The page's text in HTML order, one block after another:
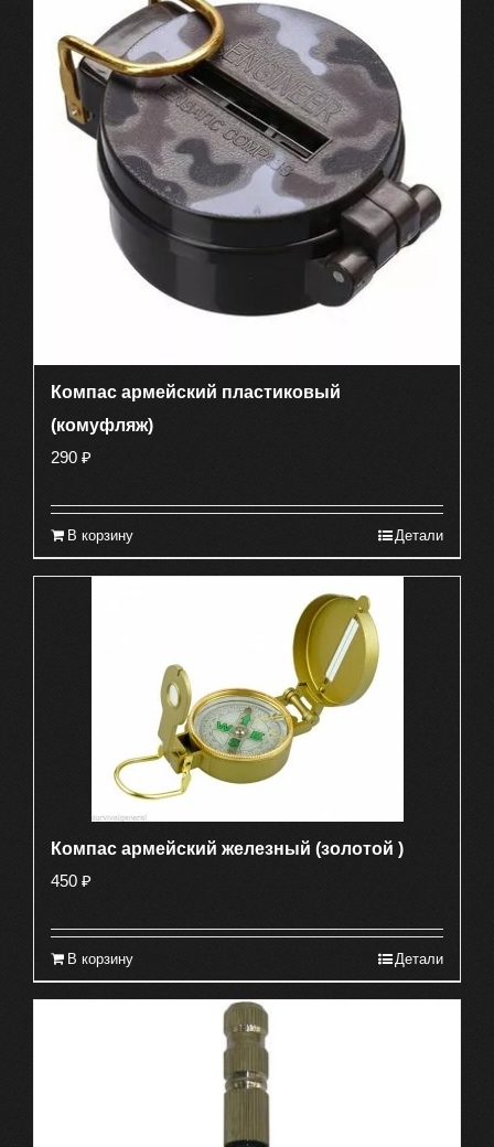
Компас армейский пластиковый
(комуфляж)
290 ₽
В корзину Детали
Компас армейский железный (золотой )
450 ₽
В корзину Детали